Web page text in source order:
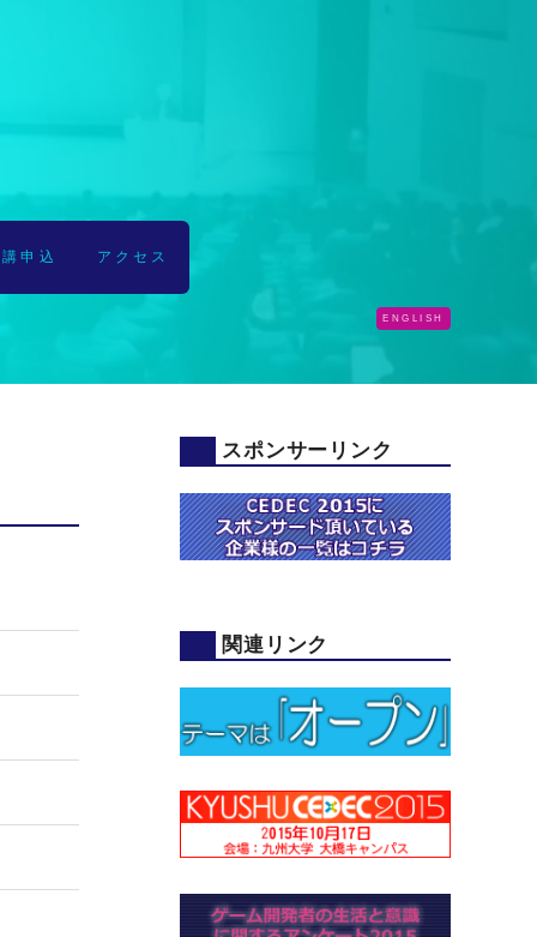
申込 アクセス
ENGLISH
スポンサーリンク
関連リンク